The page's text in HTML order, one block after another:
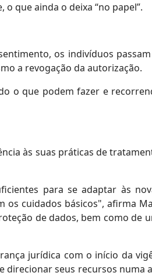
que ainda o deixa “no papel”.
os indivíduos
a revogação da autorização.
o que podem fazer e
às suas práticas de
para se adaptar às
os cuidados básicos", afirma
de dados, bem como de
jurídica com o início da
direcionar seus recursos numa